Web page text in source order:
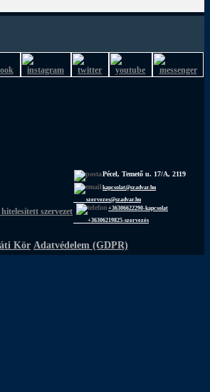
Pécel, Temető u. 17/A, 2119
kapcsolat@szadvar.hu
szervezes@szadvar.hu
+36306622290-kapcsolat
+36306219825-szervezés
Kör Adatvédelem (GDPR)